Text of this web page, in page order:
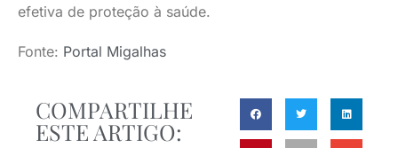
efetiva de proteção à saúde.
Fonte: Portal Migalhas
COMPARTILHE
ESTE ARTIGO: